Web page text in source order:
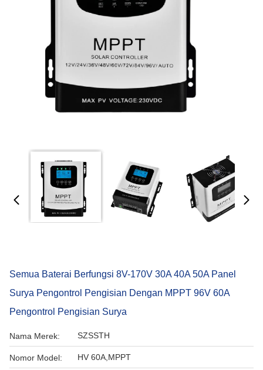
Semua Baterai Berfungsi 8V-170V 30A 40A 50A Panel
Surya Pengontrol Pengisian Dengan MPPT 96V 60A
Pengontrol Pengisian Surya
Nama Merek: SZSSTH
Nomor Model: HV 60A,MPPT